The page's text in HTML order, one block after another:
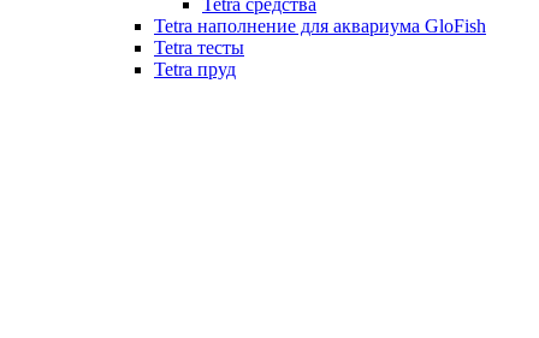
Tetra наполнение для аквариума GloFish
Tetra тесты
Tetra пруд